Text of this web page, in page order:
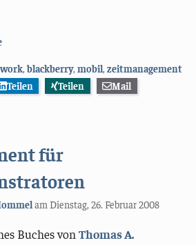
,blackberry,mobil,zeitmanagement
Teilen Teilen
Mail
für
amDienstag, 26. Februar 2008
Buches vonThomas A.